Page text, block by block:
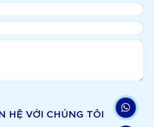
HỆ VỚI CHÚNG TÔI